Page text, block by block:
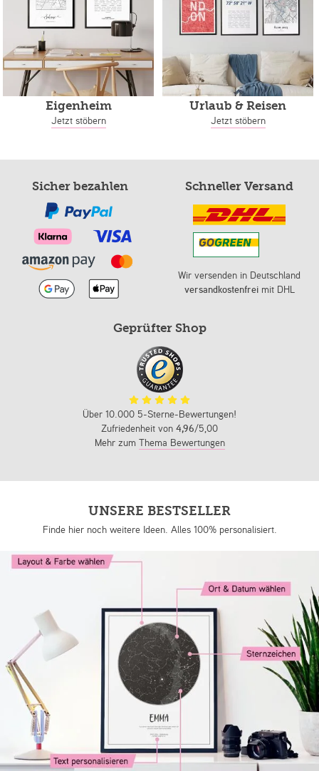
Eigenheim
Jetzt stöbern
Urlaub & Reisen
Jetzt stöbern
Sicher bezahlen Schneller Versand
Wir versenden in Deutschland
versandkostenfreimit DHL
Geprüfter Shop
Über 10.000 5-Sterne-Bewertungen!
Zufriedenheit von 4,96/5,00
Mehr zum Thema Bewertungen
UNSERE BESTSELLER
Finde hier noch weitere Ideen. Alles 100% personalisiert.